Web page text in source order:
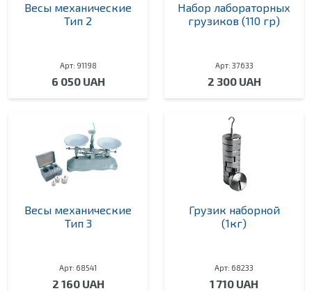
Весы механические
Тип 2
Арт: 91198
6 050 UAH
Набор лабораторных
грузиков (110 гр)
Арт: 37633
2 300 UAH
Весы механические
Тип 3
Арт: 68541
2 160 UAH
Грузик наборной
(1кг)
Арт: 68233
1 710 UAH